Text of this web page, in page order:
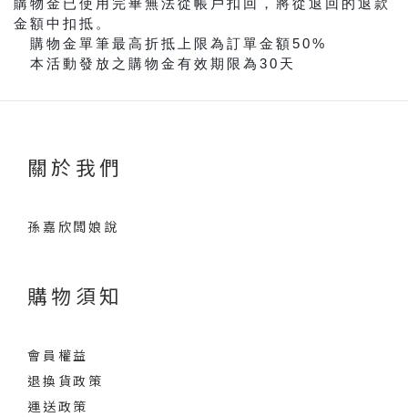
購物金已使用完畢無法從帳戶扣回，將從退回的退款
金額中扣抵。
🔹購物金單筆最高折抵上限為訂單金額50%
🔹本活動發放之購物金有效期限為30天
關於我們
孫嘉欣闆娘說
購物須知
會員權益
退換貨政策
運送政策